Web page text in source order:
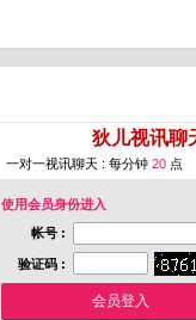
狄儿视讯聊
一对一视讯聊天 : 每分钟 20 点
使用会员身份进入
帐号 :
验证码 :